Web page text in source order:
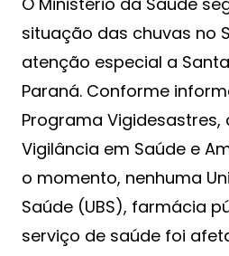
situação das chuvas no
atenção especial a
Paraná. Conforme
Programa Vigidesastres,
Vigilância em Saúde e
o momento, nenhuma
Saúde (UBS), farmácia
serviço de saúde foi